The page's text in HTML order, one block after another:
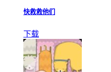
快救救他们
下载